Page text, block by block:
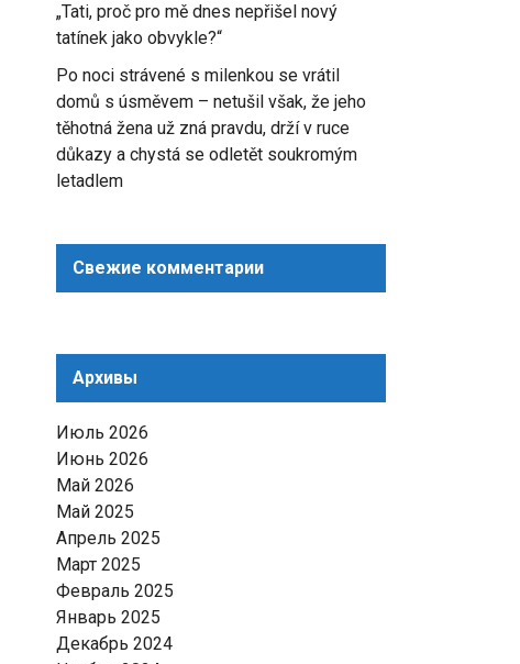
„Tati, proč pro mě dnes nepřišel nový
tatínek jako obvykle?“
Po noci strávené s milenkou se vrátil
domů s úsměvem – netušil však, že jeho
těhotná žena už zná pravdu, drží v ruce
důkazy a chystá se odletět soukromým
letadlem
Свежие комментарии
Архивы
Июль 2026
Июнь 2026
Май 2026
Май 2025
Апрель 2025
Март 2025
Февраль 2025
Январь 2025
Декабрь 2024